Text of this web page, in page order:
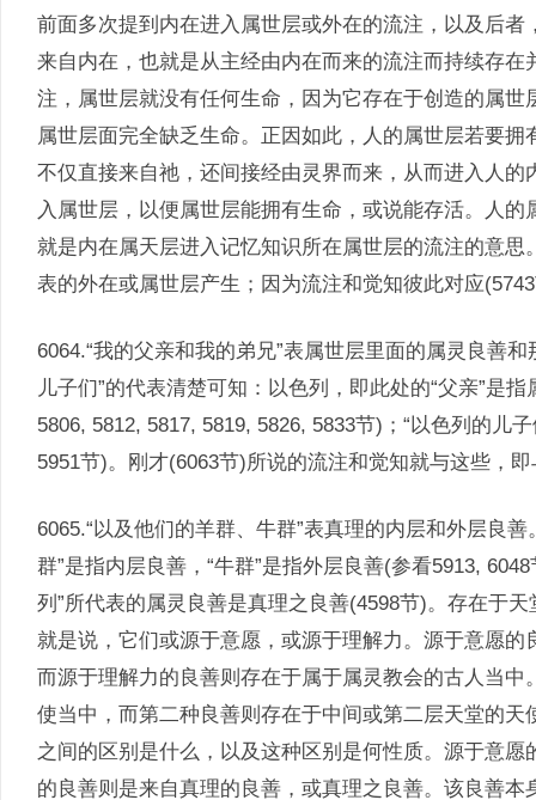
前面多次提到内在进入属世层或外在的流注，以及后
来自内在，也就是从主经由内在而来的流注而持续存
注，属世层就没有任何生命，因为它存在于创造的属
属世层面完全缺乏生命。正因如此，人的属世层若要
不仅直接来自祂，还间接经由灵界而来，从而进入人
入属世层，以便属世层能拥有生命，或说能存活。人
就是内在属天层进入记忆知识所在属世层的流注的意思
表的外在或属世层产生；因为流注和觉知彼此对应
6064.“我的父亲和我的弟兄”表属世层里面的属灵良善
儿子们”的代表清楚可知：以色列，即此处的“父亲”是
5806, 5812, 5817, 5819, 5826, 5833节)；“以色列的儿
5951节)。刚才(6063节)所说的流注和觉知就与这些，
6065.“以及他们的羊群、牛群”表真理的内层和外层良善
群”是指内层良善，“牛群”是指外层良善(参看5913,
列”所代表的属灵良善是真理之良善(4598节)。存在于
就是说，它们或源于意愿，或源于理解力。源于意愿
而源于理解力的良善则存在于属于属灵教会的古人当
使当中，而第二种良善则存在于中间或第二层天堂的
之间的区别是什么，以及这种区别是何性质。源于意
的良善则是来自真理的良善，或真理之良善。该良善